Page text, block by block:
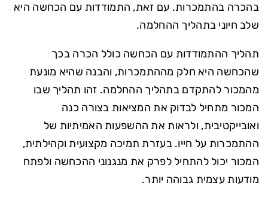
בהכרה בהתמכרות. עם זאת, התמודדות עם הכחשה היא
שלב חיוני בתהליך ההחלמה.
תהליך ההתמודדות עם הכחשה כולל הכרה בכך
שהכחשה היא חלק מההתמכרות, והבנה שהיא מונעת
מהמכור להתקדם בתהליך ההחלמה. זהו תהליך שבו
המכור מתחיל לבדוק את המציאות בצורה כנה
ואובייקטיבית, ולראות את ההשפעות האמיתיות של
ההתמכרות על חייו. בעזרת תמיכה מקצועית וקהילתית,
המכור יכול להתחיל לפרק את מנגנוני ההכחשה ולפתח
מודעות עצמית גבוהה יותר.